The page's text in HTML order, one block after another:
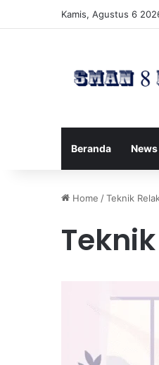
Kamis, Agustus 6
Beranda News
Home /Teknik